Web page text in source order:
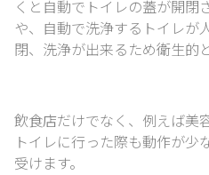
くと自動でトイレの蓋が開閉
や、自動で洗浄するトイレが
閉、洗浄が出来るため衛生的
飲食店だけでなく、例えば美
トイレに行った際も動作が少
受けます。